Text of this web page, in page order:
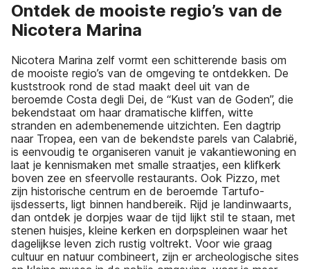
Ontdek de mooiste regio’s van de
Nicotera Marina
Nicotera Marina zelf vormt een schitterende basis om
de mooiste regio’s van de omgeving te ontdekken. De
kuststrook rond de stad maakt deel uit van de
beroemde Costa degli Dei, de “Kust van de Goden”, die
bekendstaat om haar dramatische kliffen, witte
stranden en adembenemende uitzichten. Een dagtrip
naar Tropea, een van de bekendste parels van Calabrië,
is eenvoudig te organiseren vanuit je vakantiewoning en
laat je kennismaken met smalle straatjes, een klifkerk
boven zee en sfeervolle restaurants. Ook Pizzo, met
zijn historische centrum en de beroemde Tartufo-
ijsdesserts, ligt binnen handbereik. Rijd je landinwaarts,
dan ontdek je dorpjes waar de tijd lijkt stil te staan, met
stenen huisjes, kleine kerken en dorpspleinen waar het
dagelijkse leven zich rustig voltrekt. Voor wie graag
cultuur en natuur combineert, zijn er archeologische sites